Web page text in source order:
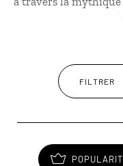
FILTRER